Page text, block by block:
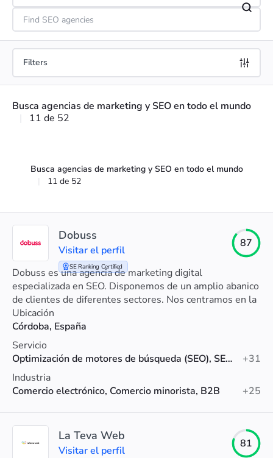
Busca agencias de marketing y SEO en todo el mundo
11 de 52
Filters
Busca agencias de marketing y SEO en todo el mundo
11 de 52
SE Ranking Certified
Dobuss
Visitar el perfil
87
Dobuss es una agencia de marketing digital
especializada en SEO. Disponemos de un amplio abanico
de clientes de diferentes sectores. Nos centramos en la
rentabilidad del negocio de nuestros clientes.
Ubicación
Córdoba, España
Servicio
Optimización de motores de búsqueda (SEO), SEO local, Auditoría SEO
+31
Industria
Comercio electrónico, Comercio minorista, B2B
+25
La Teva Web
Visitar el perfil
81